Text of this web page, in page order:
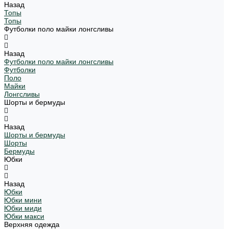
Назад
Топы
Топы
Футболки поло майки лонгсливы
Назад
Футболки поло майки лонгсливы
Футболки
Поло
Майки
Лонгсливы
Шорты и бермуды
Назад
Шорты и бермуды
Шорты
Бермуды
Юбки
Назад
Юбки
Юбки мини
Юбки миди
Юбки макси
Верхняя одежда